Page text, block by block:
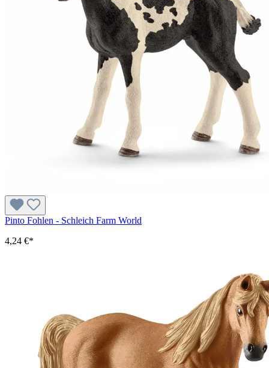
Pinto Fohlen - Schleich Farm World
4,24 €*